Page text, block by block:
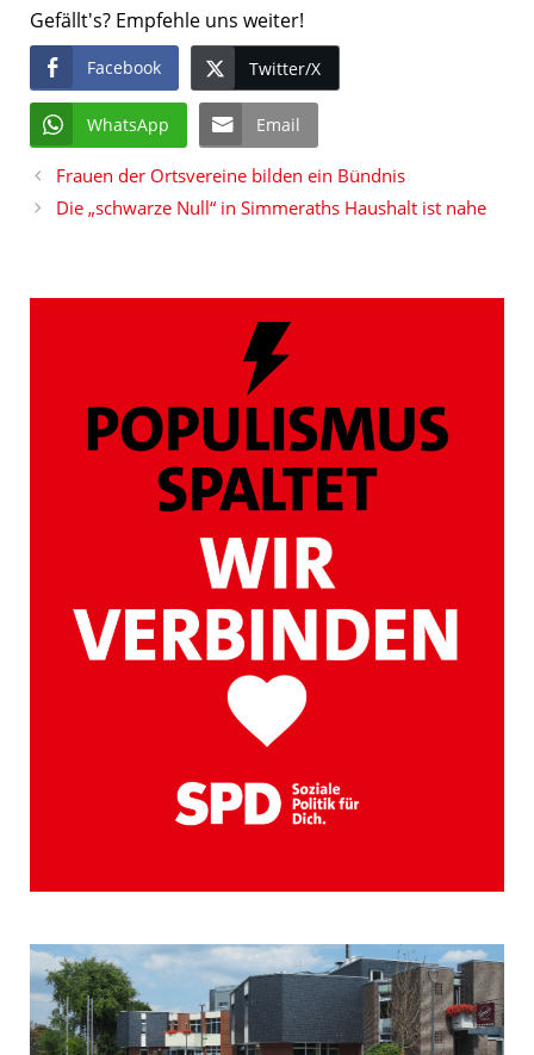
Gefällt's? Empfehle uns weiter!
Facebook Twitter/X
WhatsApp Email
Frauen der Ortsvereine bilden ein Bündnis
Die „schwarze Null“ in Simmeraths Haushalt ist nahe